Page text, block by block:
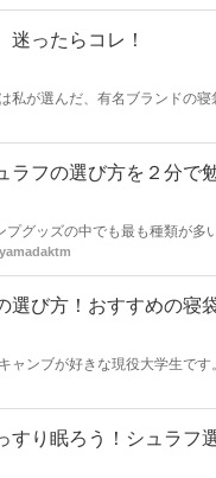
迷ったらコレ！
私が選んだ、有名ブランドの
のは、大切ですよね。 私は、
ラフの選び方を２分で
でも最も種類が多いと言われています。 初め
」と悩んでいる方も多いはずです。 この記事で
ちんと選びましょう！
yamadaktm
選び方！おすすめの寝
ャンブが好きな現役大学生で
いきます。 今は、いろんな種類が出て
すり眠ろう！シュラフ